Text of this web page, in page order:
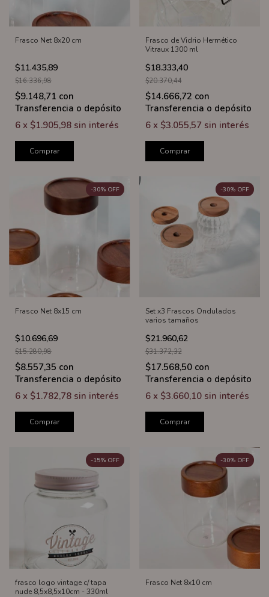
Frasco Net 8x20 cm
$11.435,89
$16.336,98
$9.148,71 con
Transferencia o depósito
6 x $1.905,98 sin interés
Comprar
Frasco de Vidrio Hermético
Vitraux 1300 ml
$18.333,40
$20.370,44
$14.666,72 con
Transferencia o depósito
6 x $3.055,57 sin interés
Comprar
Frasco Net 8x15 cm
$10.696,69
-30% OFF
$15.280,98
$8.557,35 con
Transferencia o depósito
6 x $1.782,78 sin interés
Comprar
Set x3 Frascos Ondulados
varios tamaños
$21.960,62
-30% OFF
$31.372,32
$17.568,50 con
Transferencia o depósito
6 x $3.660,10 sin interés
Comprar
frasco logo vintage c/ tapa
nude 8,5x8,5x10cm - 330ml
-15% OFF
Frasco Net 8x10 cm
-30% OFF